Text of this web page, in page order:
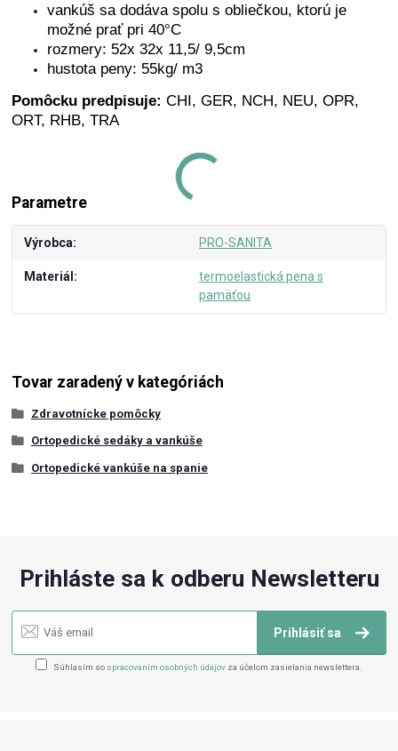
vankúš sa dodáva spolu s obliečkou, ktorú je
možné prať pri 40°C
rozmery: 52x 32x 11,5/ 9,5cm
hustota peny: 55kg/ m3
Pomôcku predpisuje:CHI, GER, NCH, NEU, OPR,
ORT, RHB, TRA
Parametre
Výrobca PRO-SANITA
Materiál
termoelastická pena s
pamäťou
Tovar zaradený v kategóriách
Zdravotnícke pomôcky
Ortopedické sedáky a vankúše
Ortopedické vankúše na spanie
Prihláste sa k odberu Newsletteru
Prihlásiť sa
Súhlasím so spracovaním osobných údajov za účelom zasielania newslettera.